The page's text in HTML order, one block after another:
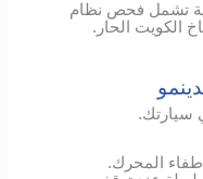
تشمل فحص نظام
الكويت الحار.
سيارتك.
المحرك.